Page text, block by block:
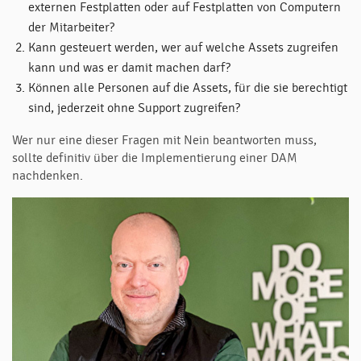
externen Festplatten oder auf Festplatten von Computern
der Mitarbeiter?
Kann gesteuert werden, wer auf welche Assets zugreifen
kann und was er damit machen darf?
Können alle Personen auf die Assets, für die sie berechtigt
sind, jederzeit ohne Support zugreifen?
Wer nur eine dieser Fragen mit Nein beantworten muss,
sollte definitiv über die Implementierung einer DAM
nachdenken.